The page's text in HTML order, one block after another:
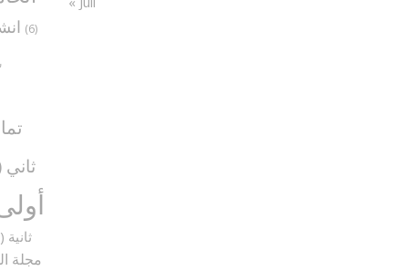
(6)
ثاني
ثانية (9)
مجلة